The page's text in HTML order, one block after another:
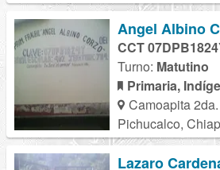
Angel Albino
CCT
Turno: Matutino
Primaria,
Camoapita
Pichucalco,
Lazaro